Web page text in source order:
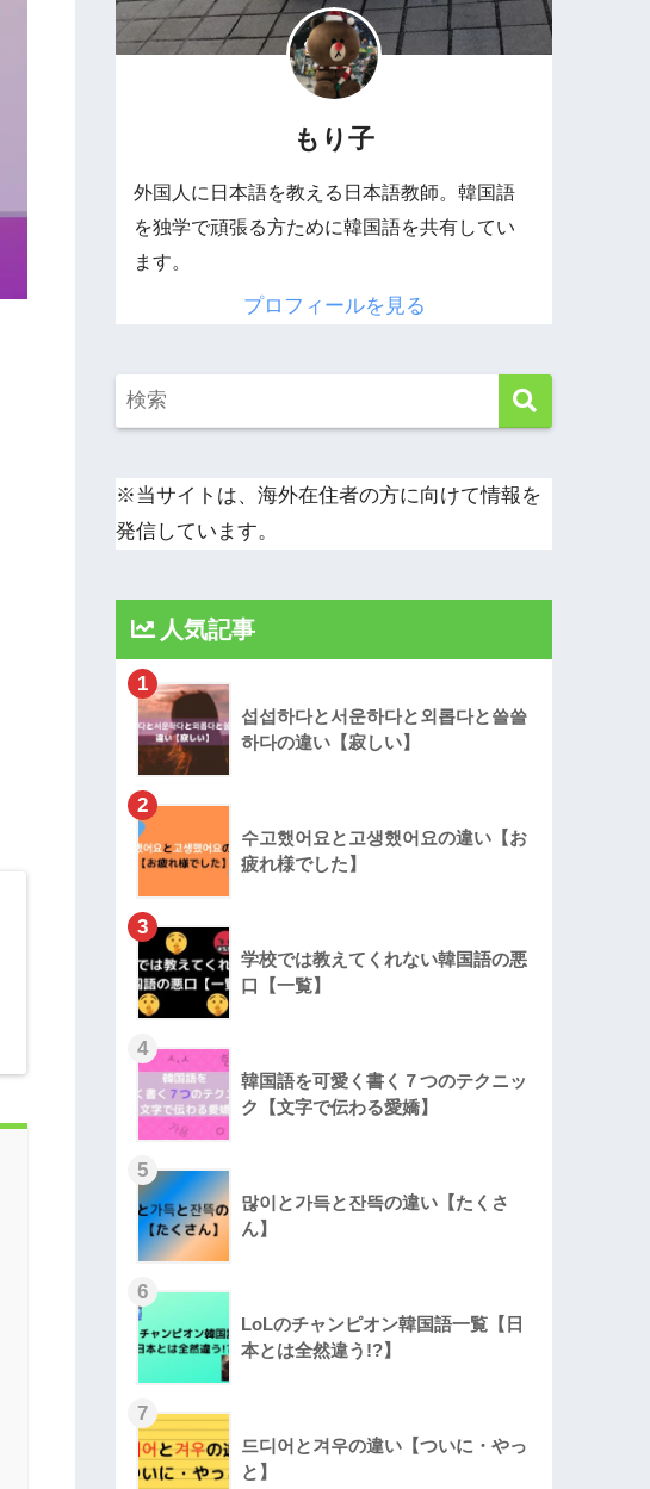
もり子
外国人に日本語を教える日本語教師。韓国語
を独学で頑張る方ために韓国語を共有してい
ます。
プロフィールを見る
※当サイトは、海外在住者の方に向けて情報を
発信しています。
人気記事
1
섭섭하다と서운하다と외롭다と쓸쓸
하다の違い【寂しい】
2
수고했어요と고생했어요の違い【お
疲れ様でした】
3
学校では教えてくれない韓国語の悪
口【一覧】
4
韓国語を可愛く書く７つのテクニッ
ク【文字で伝わる愛嬌】
5
많이と가득と잔뜩の違い【たくさ
ん】
6
LoLのチャンピオン韓国語一覧【日
本とは全然違う!?】
7
드디어と겨우の違い【ついに・やっ
と】